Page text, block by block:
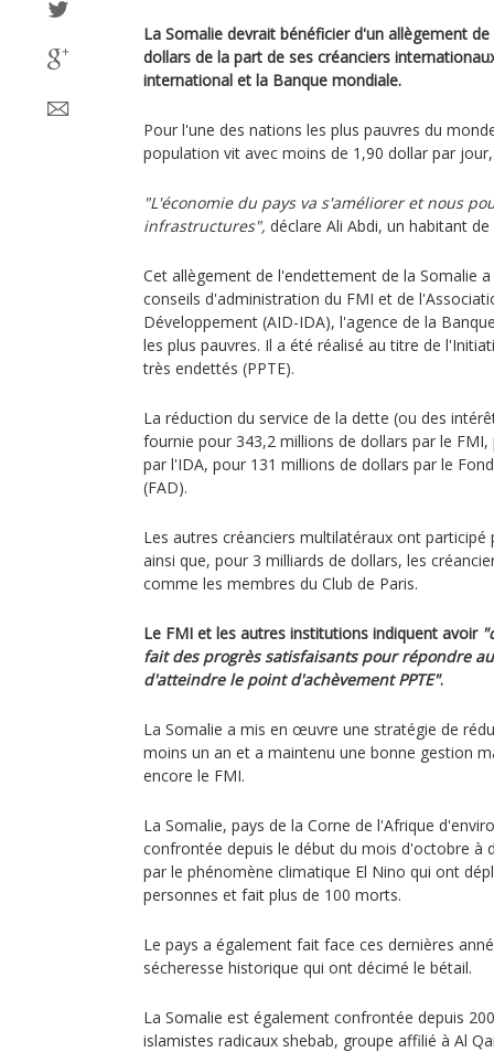
La Somalie devrait bénéficier d'un allègement
dollars de la part de ses créanciers
international et la Banque mondiale.
Pour l'une des nations les plus pauvres du
population vit avec moins de 1,90 dollar par
"L'économie du pays va s'améliorer et nous
infrastructures", déclare Ali Abdi, un habitant
Cet allègement de l'endettement de la Somalie
conseils d'administration du FMI et de
Développement (AID-IDA), l'agence de la
les plus pauvres. Il a été réalisé au titre de
très endettés (PPTE).
La réduction du service de la dette (ou des
fournie pour 343,2 millions de dollars par le
par l'IDA, pour 131 millions de dollars par le
(FAD).
Les autres créanciers multilatéraux ont
ainsi que, pour 3 milliards de dollars, les
comme les membres du Club de Paris.
Le FMI et les autres institutions indiquent avoir
fait des progrès satisfaisants pour répondre
d'atteindre le point d'achèvement PPTE".
La Somalie a mis en œuvre une stratégie de
moins un an et a maintenu une bonne gestion
encore le FMI.
La Somalie, pays de la Corne de l'Afrique
confrontée depuis le début du mois d'octobre à
par le phénomène climatique El Nino qui ont
personnes et fait plus de 100 morts.
Le pays a également fait face ces dernières
sécheresse historique qui ont décimé le bétail.
La Somalie est également confrontée depuis
islamistes radicaux shebab, groupe affilié à Al